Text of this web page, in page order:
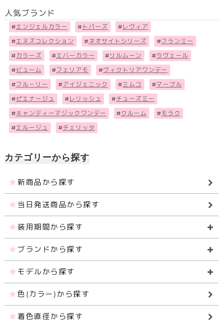
人気ブランド
#エンジェルカラー # トパーズ # レヴィア
#エヌズコレクション #ネオサイトシリーズ #フランミー
# カラーズ #エバーカラー # リルムーン #ラヴェール
# ビューム #フェリアモ #ヴィクトリアワンデー
#フル－リー #アイジェニック #ミムコ #マーブル
# ピエナージュ # レリッシュ #チューズミー
#キャンディーマジックワンデー #クルーム #モラク
#エルージュ #チェリッタ
カテゴリーから探す
新商品から探す
当日発送商品から探す
装用期間から探す
ブランドから探す
モデルから探す
色(カラー)から探す
着色直径から探す